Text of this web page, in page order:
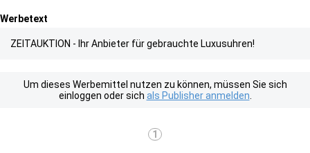
Werbetext
ZEITAUKTION - Ihr Anbieter für gebrauchte Luxusuhren!
Um dieses Werbemittel nutzen zu können, müssen Sie sich
einloggen oder sich als Publisher anmelden
1